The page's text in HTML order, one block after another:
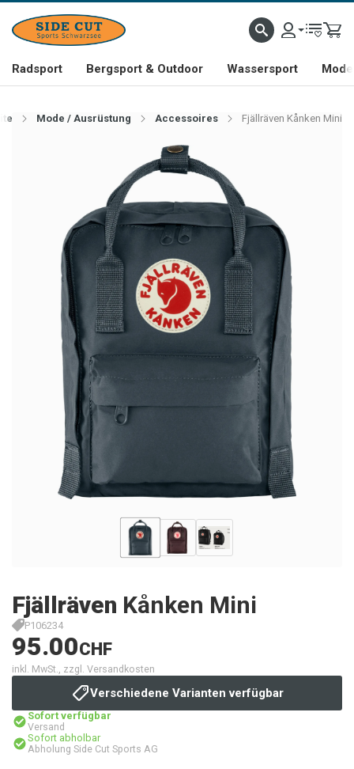
Radsport Bergsport & Outdoor Wassersport
Mode / Ausrüstung Accessoires Fjällräven Kånken Mini
Fjällräven Kånken Mini
P106234
95.00CHF
inkl. MwSt., zzgl. Versandkosten
Verschiedene Varianten verfügbar
Sofort verfügbar
Versand
Sofort abholbar
Abholung Side Cut Sports AG